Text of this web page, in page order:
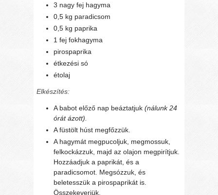
3 nagy fej hagyma
0,5 kg paradicsom
0,5 kg paprika
1 fej fokhagyma
pirospaprika
étkezési só
étolaj
Elkészítés:
A babot előző nap beáztatjuk(nálunk 24
órát ázott).
A füstölt húst megfőzzük.
A hagymát megpucoljuk, megmossuk,
felkockázzuk, majd az olajon megpirítjuk.
Hozzáadjuk a paprikát, és a
paradicsomot. Megsózzuk, és
beletesszük a pirospaprikát is.
Összekeverjük.